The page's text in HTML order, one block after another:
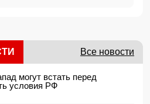
Все новости
могут встать перед
условия РФ